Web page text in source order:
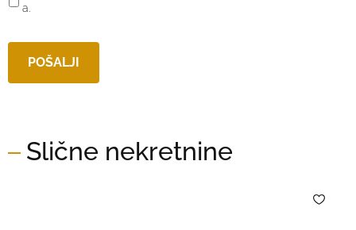
a.
Slične nekretnine